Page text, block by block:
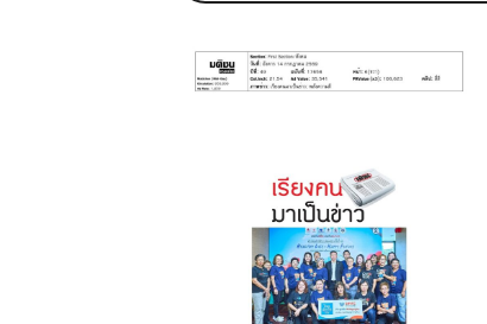
July 20, 2026
วันประกันชีวิตแห่ง
ชาติ ครั้งที่ 25 ประจำ
ปี 2569